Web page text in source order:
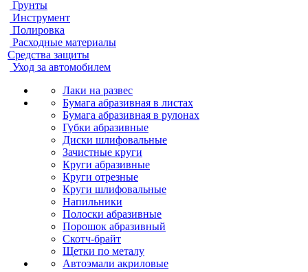
Грунты
Инструмент
Полировка
Расходные материалы
Средства защиты
Уход за автомобилем
Лаки на развес
Бумага абразивная в листах
Бумага абразивная в рулонах
Губки абразивные
Диски шлифовальные
Зачистные круги
Круги абразивные
Круги отрезные
Круги шлифовальные
Напильники
Полоски абразивные
Порошок абразивный
Скотч-брайт
Щетки по металу
Автоэмали акриловые